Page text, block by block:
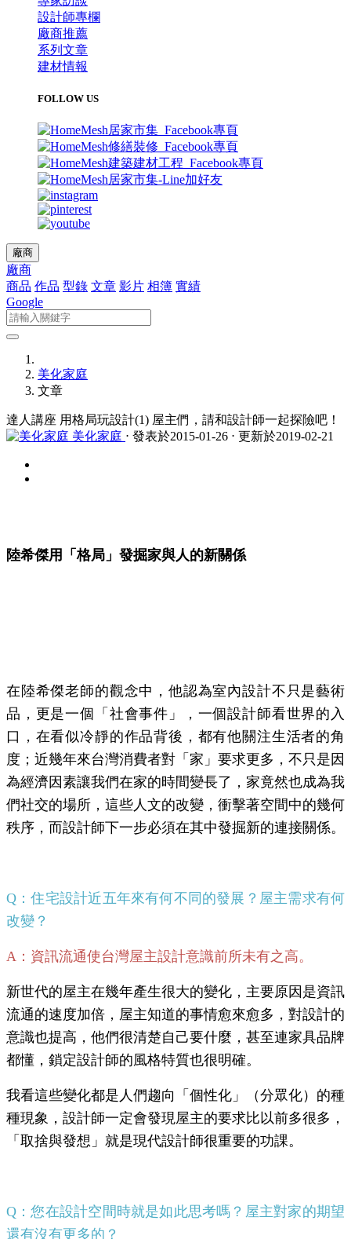
設計師專欄
廠商推薦
系列文章
建材情報
FOLLOW US
廠商
廠商
商品 作品 型錄 文章 影片 相簿 實績
Google
美化家庭
文章
達人講座 用格局玩設計(1) 屋主們，請和設計師一起探險吧！
美化家庭 ⋅ 發表於2015-01-26 ⋅ 更新於2019-02-21
陸希傑用「格局」發掘家與人的新關係
在陸希傑老師的觀念中，他認為室內設計不只是藝術
品，更是一個「社會事件」，一個設計師看世界的入
口，在看似冷靜的作品背後，都有他關注生活者的角
度；近幾年來台灣消費者對「家」要求更多，不只是因
為經濟因素讓我們在家的時間變長了，家竟然也成為我
們社交的場所，這些人文的改變，衝擊著空間中的幾何
秩序，而設計師下一步必須在其中發掘新的連接關係。
Q：住宅設計近五年來有何不同的發展？屋主需求有何
改變？
A：資訊流通使台灣屋主設計意識前所未有之高。
新世代的屋主在幾年產生很大的變化，主要原因是資訊
流通的速度加倍，屋主知道的事情愈來愈多，對設計的
意識也提高，他們很清楚自己要什麼，甚至連家具品牌
都懂，鎖定設計師的風格特質也很明確。
我看這些變化都是人們趨向「個性化」（分眾化）的種
種現象，設計師一定會發現屋主的要求比以前多很多，
「取捨與發想」就是現代設計師很重要的功課。
Q：您在設計空間時就是如此思考嗎？屋主對家的期望
還有沒有更多的？